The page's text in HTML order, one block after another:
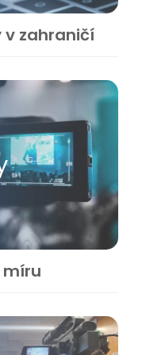
v zahraničí
míru